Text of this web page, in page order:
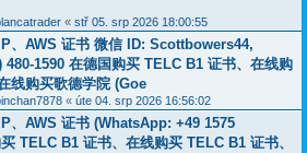
« stř 05. srp 2026 18:00:55
、AWS 证书 微信 ID: Scottbowers44,
1590 在德国购买 TELC B1 证书、在线购
线购买歌德学院 (Goe
« úte 04. srp 2026 16:56:02
、AWS 证书 (WhatsApp: +49 1575
TELC B1 证书、在线购买 TELC B1 证书、